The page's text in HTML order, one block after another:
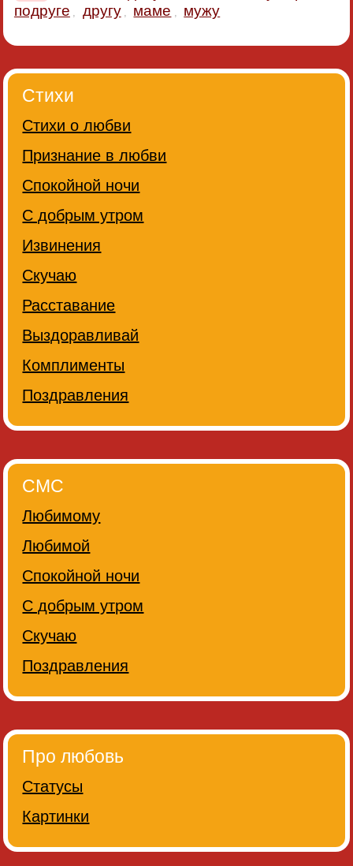
подруге , другу , маме , мужу
Стихи
Стихи о любви
Признание в любви
Спокойной ночи
С добрым утром
Извинения
Скучаю
Расставание
Выздоравливай
Комплименты
Поздравления
СМС
Любимому
Любимой
Спокойной ночи
С добрым утром
Скучаю
Поздравления
Про любовь
Статусы
Картинки